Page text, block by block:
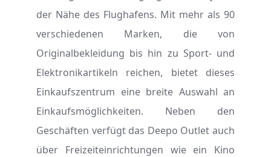
der Nähe des Flughafens. Mit mehr als 90
verschiedenen Marken, die von
Originalbekleidung bis hin zu Sport- und
Elektronikartikeln reichen, bietet dieses
Einkaufszentrum eine breite Auswahl an
Einkaufsmöglichkeiten. Neben den
Geschäften verfügt das Deepo Outlet auch
über Freizeiteinrichtungen wie ein Kino